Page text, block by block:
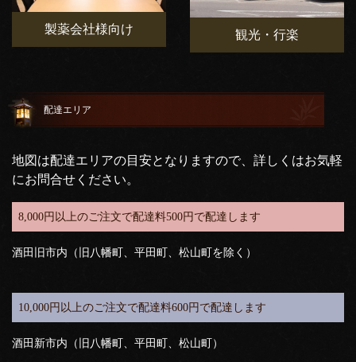
製薬会社様向け 観光・行楽
配達エリア
地図は配達エリアの目安となりますので、詳しくはお気軽
にお問合せください。
8,000円以上のご注文で配達料500円で配達します
酒田旧市内（旧八幡町、平田町、松山町を除く）
10,000円以上のご注文で配達料600円で配達します
酒田新市内（旧八幡町、平田町、松山町）